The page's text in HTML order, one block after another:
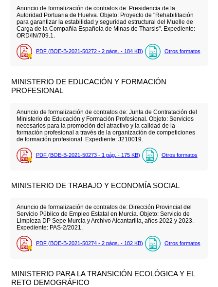
Anuncio de formalización de contratos de: Presidencia de la
Autoridad Portuaria de Huelva. Objeto: Proyecto de "Rehabilitación
para garantizar la estabilidad y seguridad estructural del Muelle de
Carga de la Compañía Española de Minas de Tharsis". Expediente:
ORD/IN/709.1.
PDF (BOE-B-2021-50272 - 2 págs. - 184 KB) Otros formatos
MINISTERIO DE EDUCACIÓN Y FORMACIÓN
PROFESIONAL
Anuncio de formalización de contratos de: Junta de Contratación del
Ministerio de Educación y Formación Profesional. Objeto: Servicios
necesarios para la promoción del atractivo y la calidad de la
formación profesional a través de la organización de competiciones
de formación profesional. Expediente: J210019.
PDF (BOE-B-2021-50273 - 1 pág. - 175 KB) Otros formatos
MINISTERIO DE TRABAJO Y ECONOMÍA SOCIAL
Anuncio de formalización de contratos de: Dirección Provincial del
Servicio Público de Empleo Estatal en Murcia. Objeto: Servicio de
Limpieza DP Sepe Murcia y Archivo Alcantarilla, años 2022 y 2023.
Expediente: PAS-2/2021.
PDF (BOE-B-2021-50274 - 2 págs. - 182 KB) Otros formatos
MINISTERIO PARA LA TRANSICIÓN ECOLÓGICA Y EL
RETO DEMOGRÁFICO